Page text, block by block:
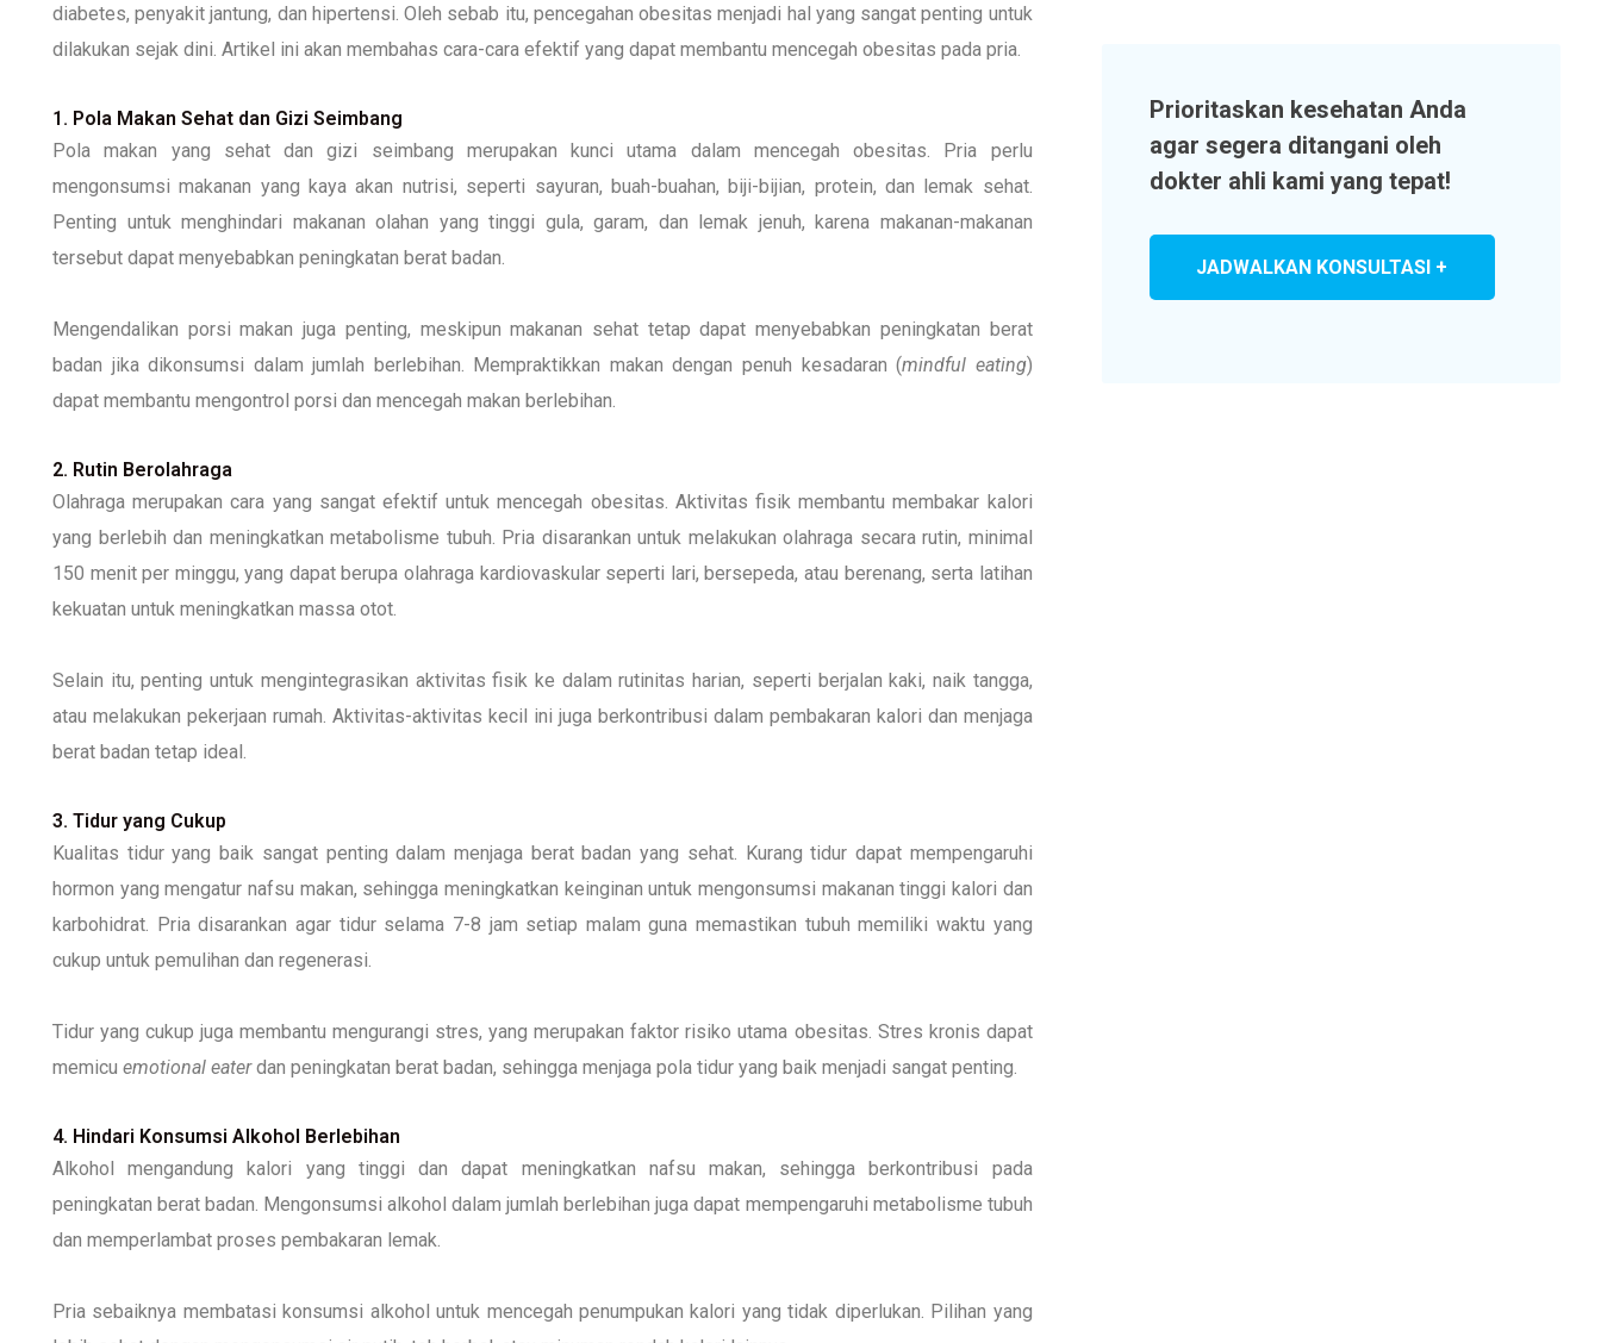
diabetes, penyakit jantung, dan hipertensi. Oleh sebab itu, pencegahan obesitas menjadi hal yang sangat penting untuk
dilakukan sejak dini. Artikel ini akan membahas cara-cara efektif yang dapat membantu mencegah obesitas pada pria.
1. Pola Makan Sehat dan Gizi Seimbang
Pola makan yang sehat dan gizi seimbang merupakan kunci utama dalam mencegah obesitas. Pria perlu
mengonsumsi makanan yang kaya akan nutrisi, seperti sayuran, buah-buahan, biji-bijian, protein, dan lemak sehat.
Penting untuk menghindari makanan olahan yang tinggi gula, garam, dan lemak jenuh, karena makanan-makanan
tersebut dapat menyebabkan peningkatan berat badan.
Mengendalikan porsi makan juga penting, meskipun makanan sehat tetap dapat menyebabkan peningkatan berat
badan jika dikonsumsi dalam jumlah berlebihan. Mempraktikkan makan dengan penuh kesadaran (mindful eating)
dapat membantu mengontrol porsi dan mencegah makan berlebihan.
2. Rutin Berolahraga
Olahraga merupakan cara yang sangat efektif untuk mencegah obesitas. Aktivitas fisik membantu membakar kalori
yang berlebih dan meningkatkan metabolisme tubuh. Pria disarankan untuk melakukan olahraga secara rutin, minimal
150 menit per minggu, yang dapat berupa olahraga kardiovaskular seperti lari, bersepeda, atau berenang, serta latihan
kekuatan untuk meningkatkan massa otot.
Selain itu, penting untuk mengintegrasikan aktivitas fisik ke dalam rutinitas harian, seperti berjalan kaki, naik tangga,
atau melakukan pekerjaan rumah. Aktivitas-aktivitas kecil ini juga berkontribusi dalam pembakaran kalori dan menjaga
berat badan tetap ideal.
3. Tidur yang Cukup
Kualitas tidur yang baik sangat penting dalam menjaga berat badan yang sehat. Kurang tidur dapat mempengaruhi
hormon yang mengatur nafsu makan, sehingga meningkatkan keinginan untuk mengonsumsi makanan tinggi kalori dan
karbohidrat. Pria disarankan agar tidur selama 7-8 jam setiap malam guna memastikan tubuh memiliki waktu yang
cukup untuk pemulihan dan regenerasi.
Tidur yang cukup juga membantu mengurangi stres, yang merupakan faktor risiko utama obesitas. Stres kronis dapat
memicu emotional eaterdan peningkatan berat badan, sehingga menjaga pola tidur yang baik menjadi sangat penting.
4. Hindari Konsumsi Alkohol Berlebihan
Alkohol mengandung kalori yang tinggi dan dapat meningkatkan nafsu makan, sehingga berkontribusi pada
peningkatan berat badan. Mengonsumsi alkohol dalam jumlah berlebihan juga dapat mempengaruhi metabolisme tubuh
dan memperlambat proses pembakaran lemak.
Pria sebaiknya membatasi konsumsi alkohol untuk mencegah penumpukan kalori yang tidak diperlukan. Pilihan yang
Prioritaskan kesehatan Anda
agar segera ditangani oleh
dokter ahli kami yang tepat!
JADWALKAN KONSULTASI +